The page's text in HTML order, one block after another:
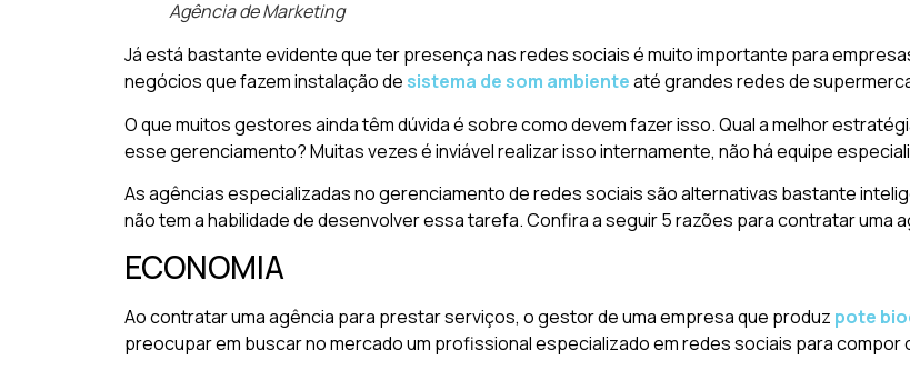
Agência de Marketing
Já está bastante evidente que ter presença nas redes sociais é muito importante para
negócios que fazem instalação de sistema de som ambienteaté grandes redes de
O que muitos gestores ainda têm dúvida é sobre como devem fazer isso. Qual a melhor
esse gerenciamento? Muitas vezes é inviável realizar isso internamente, não há equipe
As agências especializadas no gerenciamento de redes sociais são alternativas bastante
não tem a habilidade de desenvolver essa tarefa. Confira a seguir 5 razões para contratar uma
ECONOMIA
Ao contratar uma agência para prestar serviços, o gestor de uma empresa que produz pote
preocupar em buscar no mercado um profissional especializado em redes sociais para compor